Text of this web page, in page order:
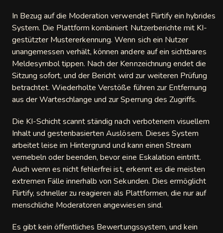
In Bezug auf die Moderation verwendet Flirtify ein hybrides
System. Die Plattform kombiniert Nutzerberichte mit KI-
gestützter Mustererkennung. Wenn sich ein Nutzer
unangemessen verhält, können andere auf ein sichtbares
Meldesymbol tippen. Nach der Kennzeichnung endet die
Sitzung sofort, und der Bericht wird zur weiteren Prüfung
betrachtet. Wiederholte Verstöße führen zur Entfernung
aus der Warteschlange und zur Sperrung des Zugriffs.
Die KI-Schicht scannt ständig nach verbotenem visuellem
Inhalt und gestenbasierten Auslösern. Dieses System
arbeitet leise im Hintergrund und kann einen Stream
vernebeln oder beenden, bevor eine Eskalation eintritt.
Auch wenn es nicht fehlerfrei ist, erkennt es die meisten
extremen Fälle innerhalb von Sekunden. Dies ermöglicht
Flirtify, schneller zu reagieren als Plattformen, die nur auf
menschliche Moderatoren angewiesen sind.
Es gibt kein öffentliches Bewertungssystem, und kein